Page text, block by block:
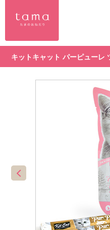
キットキャット パーピューレ